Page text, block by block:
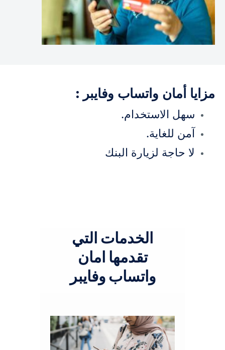
مزايا أمان واتساب وفايبر :
سهل الاستخدام.
آمن للغاية.
لا حاجة لزيارة البنك
الخدمات التي
تقدمها امان
واتساب وفايبر